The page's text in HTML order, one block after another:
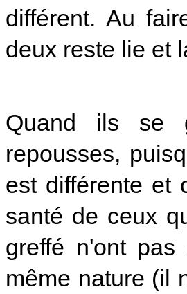
différent. Au
deux reste lie et
Quand ils se
repousses,
est différente et
santé de ceux
greffé n'ont
même nature (il